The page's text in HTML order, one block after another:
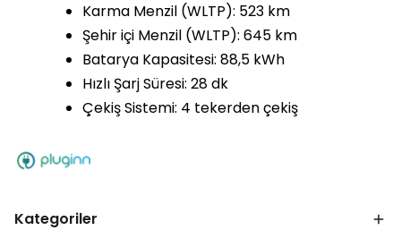
Karma Menzil (WLTP): 523 km
Şehir içi Menzil (WLTP): 645 km
Batarya Kapasitesi: 88,5 kWh
Hızlı Şarj Süresi: 28 dk
Çekiş Sistemi: 4 tekerden çekiş
Kategoriler